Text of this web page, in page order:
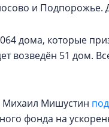
и Подпорожье.
дома, которые
возведён 51 дом.
Михаил Мишустин
фонда на